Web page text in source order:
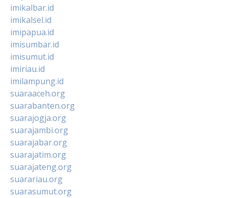
imikalbar.id
imikalsel.id
imipapua.id
imisumbar.id
imisumut.id
imiriau.id
imilampung.id
suaraaceh.org
suarabanten.org
suarajogja.org
suarajambi.org
suarajabar.org
suarajatim.org
suarajateng.org
suarariau.org
suarasumut.org